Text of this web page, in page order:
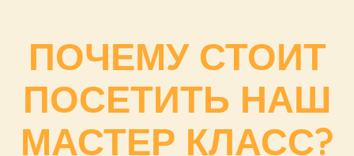
ПОЧЕМУ СТОИТ
ПОСЕТИТЬ НАШ
МАСТЕР КЛАСС?